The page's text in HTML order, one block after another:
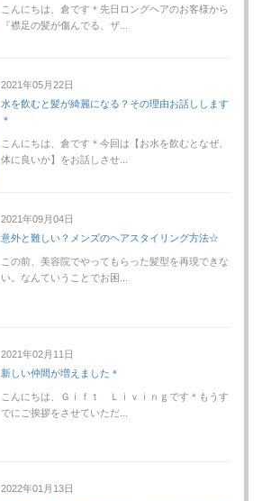
こんにちは、倉です＊先日ロングヘアのお客様から
『襟足の髪が傷んでる、ザ...
2021年05月22日
水を飲むと髪が綺麗になる？その理由お話しします
＊
こんにちは、倉です＊今回は【お水を飲むとなぜ、
体に良いか】をお話しさせ...
2021年09月04日
意外と難しい？メンズのヘアスタイリング方法☆
この前、美容院でやってもらった髪型を再現できな
い。なんていうことでお困...
2021年02月11日
新しい仲間が増えました＊
こんにちは、Ｇｉｆｔ Ｌｉｖｉｎｇです＊もうす
でにご挨拶をさせていただ...
2022年01月13日